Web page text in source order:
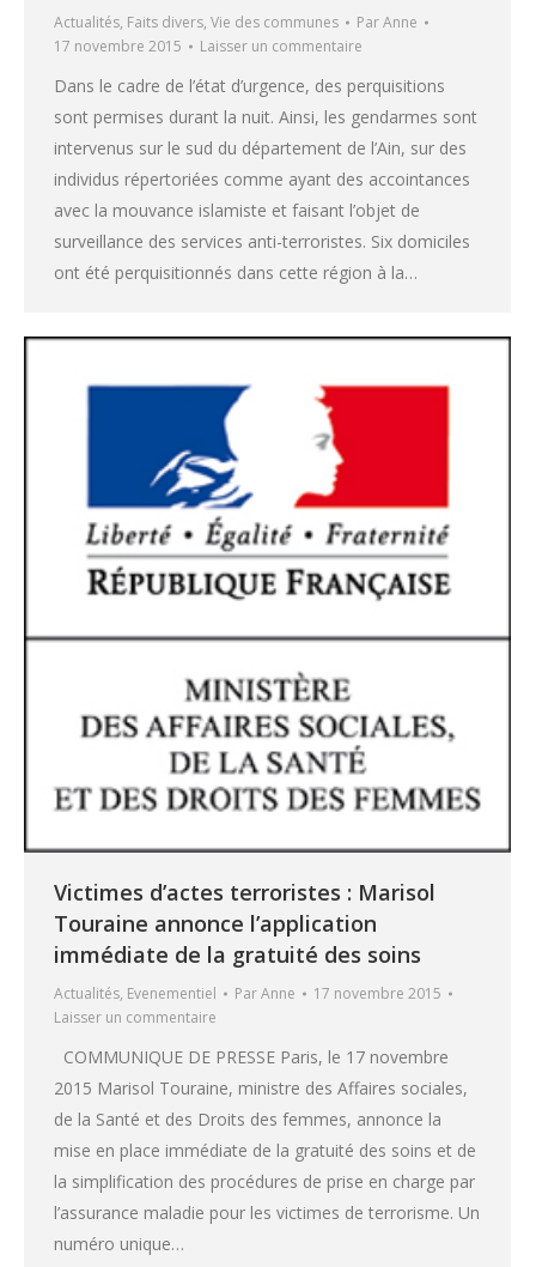
Actualités, Faits divers, Vie des communes ParAnne
17 novembre 2015
Laisser un commentaire
Dans le cadre de l’état d’urgence, des perquisitions
sont permises durant la nuit. Ainsi, les gendarmes sont
intervenus sur le sud du département de l’Ain, sur des
individus répertoriées comme ayant des accointances
avec la mouvance islamiste et faisant l’objet de
surveillance des services anti-terroristes. Six domiciles
ont été perquisitionnés dans cette région à la…
Victimes d’actes terroristes : Marisol
Touraine annonce l’application
immédiate de la gratuité des soins
Actualités, Evenementiel ParAnne
17 novembre 2015
Laisser un commentaire
COMMUNIQUE DE PRESSE Paris, le 17 novembre
2015 Marisol Touraine, ministre des Affaires sociales,
de la Santé et des Droits des femmes, annonce la
mise en place immédiate de la gratuité des soins et de
la simplification des procédures de prise en charge par
l’assurance maladie pour les victimes de terrorisme. Un
numéro unique…